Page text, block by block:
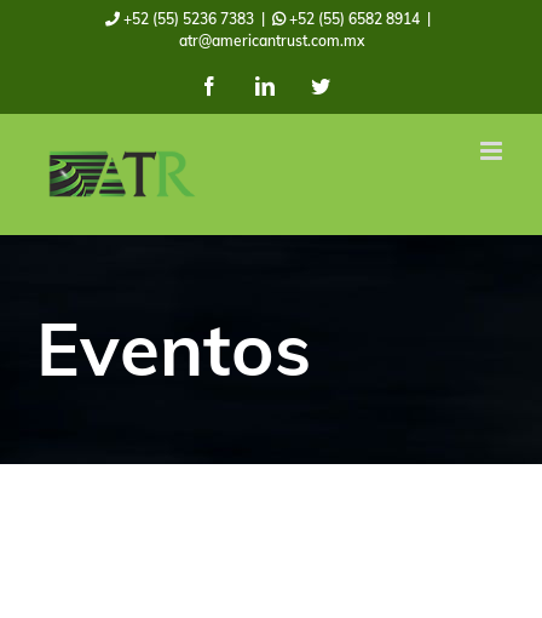
+52 (55) 5236 7383| +52 (55) 6582 8914
atr@americantrust.com.mx
FacebookLinkedInTwitter
Eventos